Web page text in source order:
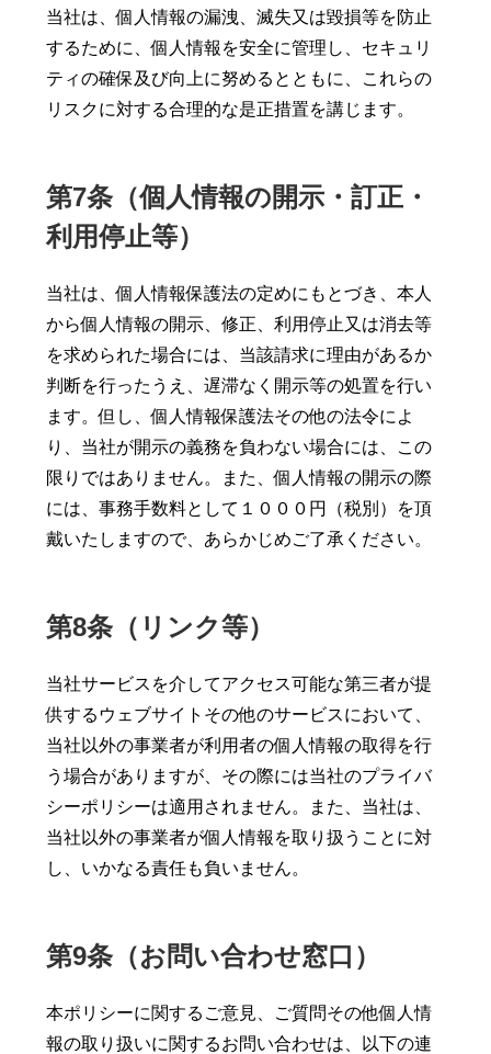
当社は、個人情報の漏洩、滅失又は毀損等を防止
するために、個人情報を安全に管理し、セキュリ
ティの確保及び向上に努めるとともに、これらの
リスクに対する合理的な是正措置を講じます。
第7条（個人情報の開示・訂正・
利用停止等）
当社は、個人情報保護法の定めにもとづき、本人
から個人情報の開示、修正、利用停止又は消去等
を求められた場合には、当該請求に理由があるか
判断を行ったうえ、遅滞なく開示等の処置を行い
ます。但し、個人情報保護法その他の法令によ
り、当社が開示の義務を負わない場合には、この
限りではありません。また、個人情報の開示の際
には、事務手数料として１０００円（税別）を頂
戴いたしますので、あらかじめご了承ください。
第8条（リンク等）
当社サービスを介してアクセス可能な第三者が提
供するウェブサイトその他のサービスにおいて、
当社以外の事業者が利用者の個人情報の取得を行
う場合がありますが、その際には当社のプライバ
シーポリシーは適用されません。また、当社は、
当社以外の事業者が個人情報を取り扱うことに対
し、いかなる責任も負いません。
第9条（お問い合わせ窓口）
本ポリシーに関するご意見、ご質問その他個人情
報の取り扱いに関するお問い合わせは、以下の連